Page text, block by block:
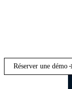
Réserver une démo